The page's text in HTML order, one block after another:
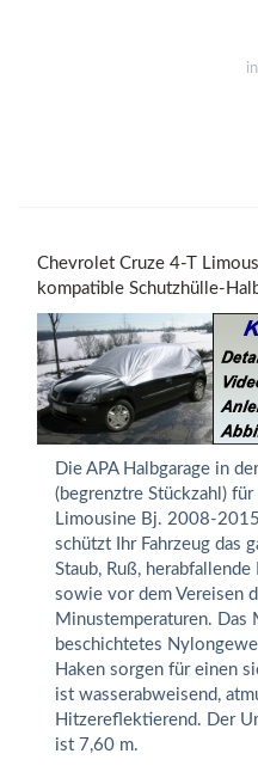
Chevrolet Cruze 4-T
kompatible Schutzhülle-
Die APA Halbgarage in
(begrenztre Stückzahl) für
Limousine Bj. 2008-
schützt Ihr Fahrzeug das
Staub, Ruß,
sowie vor dem Vereisen
Minustemperaturen. Das
beschichtetes
Haken sorgen für einen
ist wasserabweisend,
Hitzereflektierend. Der
ist 7,60 m.